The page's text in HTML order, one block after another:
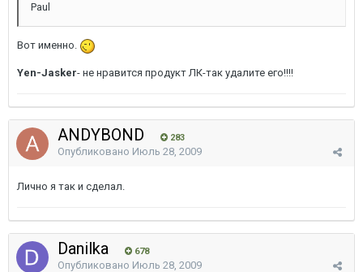
Paul
Вот именно.
Yen-Jasker- не нравится продукт ЛК-так удалите его!!!!
ANDYBOND 283
Опубликовано Июль 28, 2009
Лично я так и сделал.
Danilka 678
Опубликовано Июль 28, 2009